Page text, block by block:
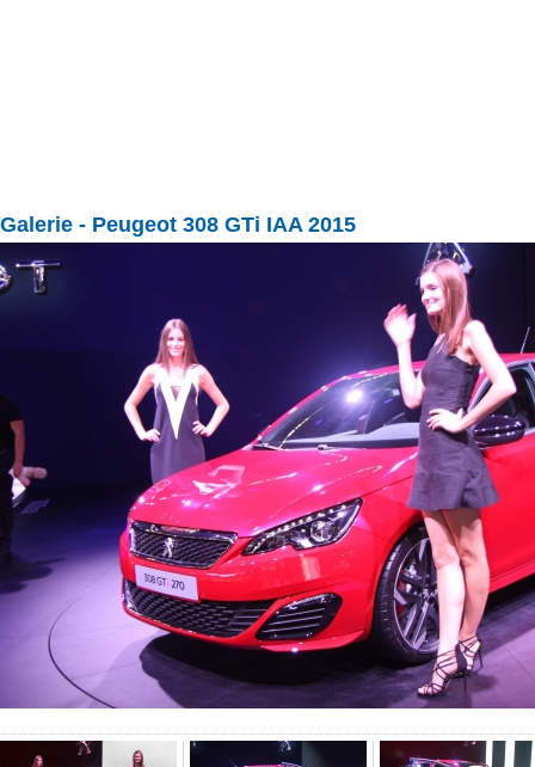
Galerie - Peugeot 308 GTi IAA 2015